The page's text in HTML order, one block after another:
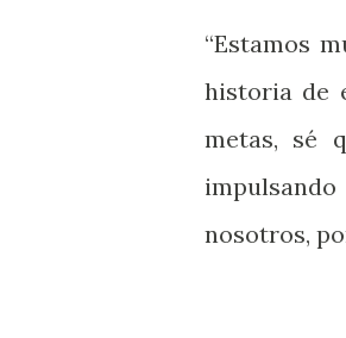
“Estamos
historia de
metas, sé
nosotros,